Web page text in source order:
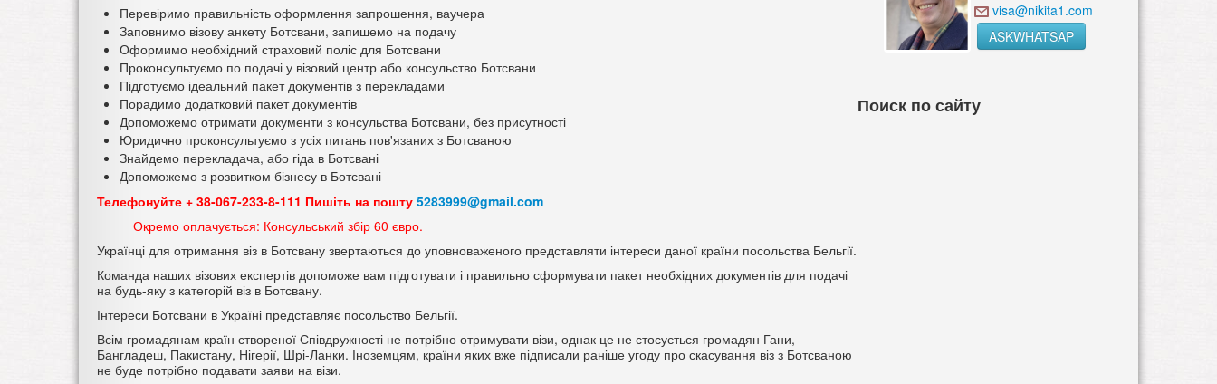
Перевіримо правильність оформлення запрошення, ваучера
Заповнимо візову анкету Ботсвани, запишемо на подачу
Оформимо необхідний страховий поліс для Ботсвани
Проконсультуємо по подачі у візовий центр або консульство Ботсвани
Підготуємо ідеальний пакет документів з перекладами
Порадимо додатковий пакет документів
Допоможемо отримати документи з консульства Ботсвани, без присутності
Юридично проконсультуємо з усіх питань пов'язаних з Ботсваною
Знайдемо перекладача, або гіда в Ботсвані
Допоможемо з розвитком бізнесу в Ботсвані
Телефонуйте + 38-067-233-8-111 Пишіть на пошту 5283999@gmail.com
Окремо оплачується: Консульський збір 60 євро.
Українці для отримання віз в Ботсвану звертаються до уповноваженого представляти інтереси даної країни посольства Бельгії.
Команда наших візових експертів допоможе вам підготувати і правильно сформувати пакет необхідних документів для подачі
на будь-яку з категорій віз в Ботсвану.
Інтереси Ботсвани в Україні представляє посольство Бельгії.
Всім громадянам країн створеної Співдружності не потрібно отримувати візи, однак це не стосується громадян Гани,
Бангладеш, Пакистану, Нігерії, Шрі-Ланки. Іноземцям, країни яких вже підписали раніше угоду про скасування віз з Ботсваною
не буде потрібно подавати заяви на візи.
visa@nikita1.com
ASKWHATSAP
Поиск по сайту